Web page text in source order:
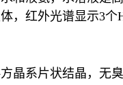
，红外光谱显示3
晶系片状结晶，无